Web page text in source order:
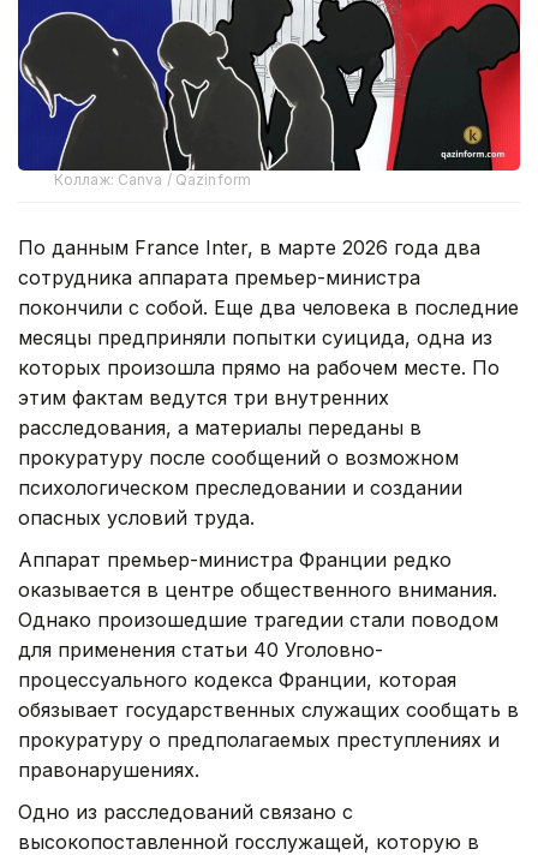
Коллаж: Canva / Qazinform
По данным France Inter, в марте 2026 года два
сотрудника аппарата премьер-министра
покончили с собой. Еще два человека в последние
месяцы предприняли попытки суицида, одна из
которых произошла прямо на рабочем месте. По
этим фактам ведутся три внутренних
расследования, а материалы переданы в
прокуратуру после сообщений о возможном
психологическом преследовании и создании
опасных условий труда.
Аппарат премьер-министра Франции редко
оказывается в центре общественного внимания.
Однако произошедшие трагедии стали поводом
для применения статьи 40 Уголовно-
процессуального кодекса Франции, которая
обязывает государственных служащих сообщать в
прокуратуру о предполагаемых преступлениях и
правонарушениях.
Одно из расследований связано с
высокопоставленной госслужащей, которую в